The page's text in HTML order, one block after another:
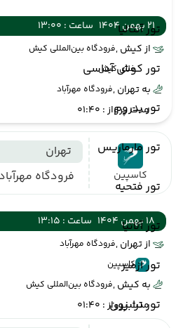
تور آنتالیا
تور کوش آداسی
تور بدروم
تور مارماریس
تور فتحیه
تور آلانیا
تور ازمیر
تور ترابزون
21 بهمن 1404
ساعت : 13:00
از کیش ,فرودگاه بین‌المللی کیش
فلای کیش
به تهران ,فرودگاه مهرآباد
مدت پرواز : 01:40
کاسپین
تهران
فرودگاه مهرآباد
18 بهمن 1404
ساعت : 13:15
از تهران ,فرودگاه مهرآباد
کاسپین
به کیش ,فرودگاه بین‌المللی کیش
مدت پرواز : 01:40